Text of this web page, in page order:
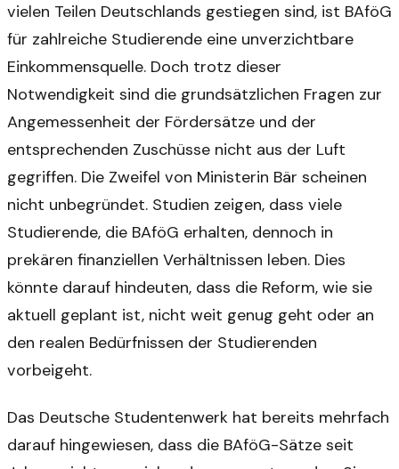
vielen Teilen Deutschlands gestiegen sind, ist BAföG
für zahlreiche Studierende eine unverzichtbare
Einkommensquelle. Doch trotz dieser
Notwendigkeit sind die grundsätzlichen Fragen zur
Angemessenheit der Fördersätze und der
entsprechenden Zuschüsse nicht aus der Luft
gegriffen. Die Zweifel von Ministerin Bär scheinen
nicht unbegründet. Studien zeigen, dass viele
Studierende, die BAföG erhalten, dennoch in
prekären finanziellen Verhältnissen leben. Dies
könnte darauf hindeuten, dass die Reform, wie sie
aktuell geplant ist, nicht weit genug geht oder an
den realen Bedürfnissen der Studierenden
vorbeigeht.
Das Deutsche Studentenwerk hat bereits mehrfach
darauf hingewiesen, dass die BAföG-Sätze seit